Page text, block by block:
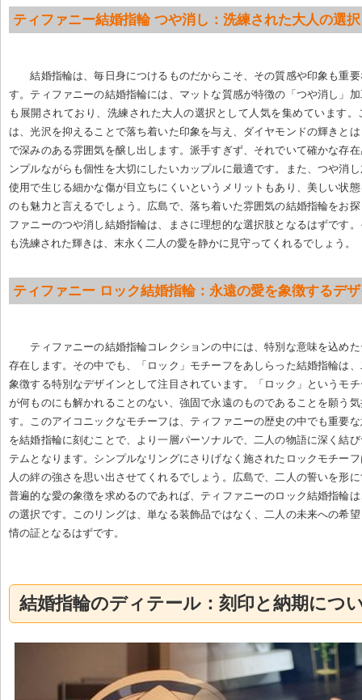
ティファニー結婚指輪 つや消し：洗練された大人の選択
結婚指輪は、毎日身につけるものだからこそ、その質感や印象も重
す。ティファニーの結婚指輪には、マットな質感が特徴の「つや消し」
も展開されており、洗練された大人の選択として人気を集めています
は、光沢を抑えることで落ち着いた印象を与え、ダイヤモンドの輝きと
で深みのある雰囲気を醸し出します。派手すぎず、それでいて確かな存
ンプルながらも個性を大切にしたいカップルに最適です。また、つや消
使用で生じる細かな傷が目立ちにくいというメリットもあり、美しい状
のも魅力と言えるでしょう。広島で、落ち着いた雰囲気の結婚指輪をお
ファニーのつや消し結婚指輪は、まさに理想的な選択肢となるはずです
も洗練された輝きは、末永く二人の愛を静かに見守ってくれるでしょう。
ティファニー ロック結婚指輪：永遠の愛を象徴するデ
ティファニーの結婚指輪コレクションの中には、特別な意味を込め
存在します。その中でも、「ロック」モチーフをあしらった結婚指輪は
象徴する特別なデザインとして注目されています。「ロック」というモ
が何ものにも解かれることのない、強固で永遠のものであることを願う
す。このアイコニックなモチーフは、ティファニーの歴史の中でも重要
を結婚指輪に刻むことで、より一層パーソナルで、二人の物語に深く結
テムとなります。シンプルなリングにさりげなく施されたロックモチー
人の絆の強さを思い出させてくれるでしょう。広島で、二人の誓いを形
普遍的な愛の象徴を求めるのであれば、ティファニーのロック結婚指輪
の選択です。このリングは、単なる装飾品ではなく、二人の未来への希
情の証となるはずです。
結婚指輪のディテール：刻印と納期につ